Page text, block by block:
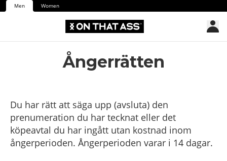
Men Women
Ångerrätten
Du har rätt att säga upp (avsluta) den
prenumeration du har tecknat eller det
köpeavtal du har ingått utan kostnad inom
ångerperioden. Ångerperioden varar i 14 dagar.